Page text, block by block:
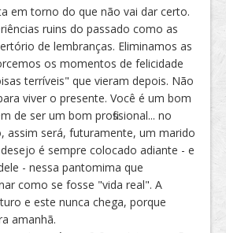
em torno do que não vai dar certo.
ruins do passado como as
de lembranças. Eliminamos as
os momentos de felicidade
terríveis" que vieram depois. Não
viver o presente. Você é um bom
de ser um bom profissional... no
assim será, futuramente, um marido
é sempre colocado adiante - e
- nessa pantomima que
como se fosse "vida real". A
e este nunca chega, porque
amanhã.